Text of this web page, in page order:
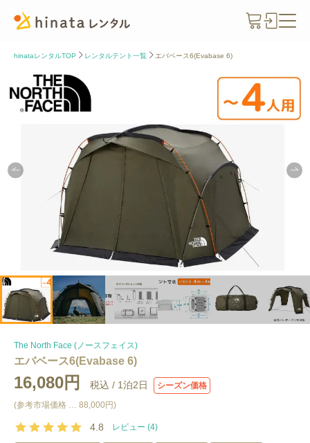
hinataレンタルTOP レンタルテント一覧 エバベース6(Evabase 6)
The North Face (ノースフェイス)
エバベース6(Evabase 6)
16,080円 税込 / 1泊2日
シーズン価格
(参考市場価格 … 88,000円)
4.8 レビュー (4)